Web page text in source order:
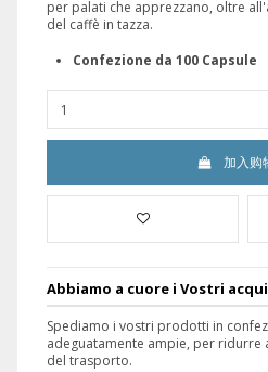
per palati che apprezzano, oltre
del caffè in tazza.
Confezione da 100 Capsule
加入购
Abbiamo a cuore i Vostri
Spediamo i vostri prodotti in
adeguatamente ampie, per ridurre
del trasporto.